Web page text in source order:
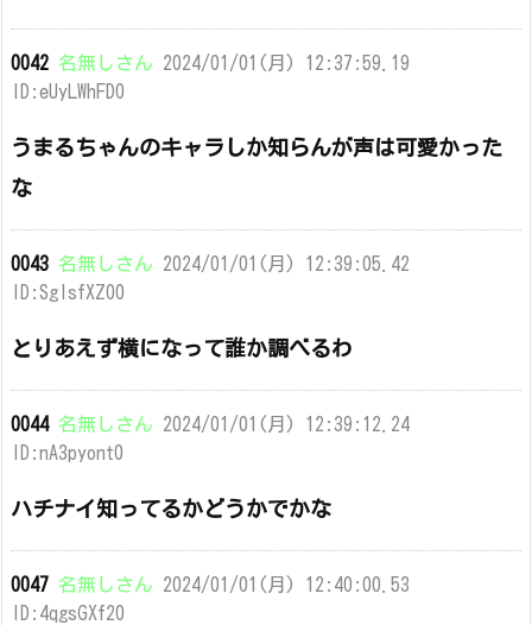
0042 名無しさん 2024/01/01(月) 12:37:59.19
ID:eUyLWhFD0
うまるちゃんのキャラしか知らんが声は可愛かった
な
0043 名無しさん 2024/01/01(月) 12:39:05.42
ID:SglsfXZ00
とりあえず横になって誰か調べるわ
0044 名無しさん 2024/01/01(月) 12:39:12.24
ID:nA3pyont0
ハチナイ知ってるかどうかでかな
0047 名無しさん 2024/01/01(月) 12:40:00.53
ID:4qgsGXf20